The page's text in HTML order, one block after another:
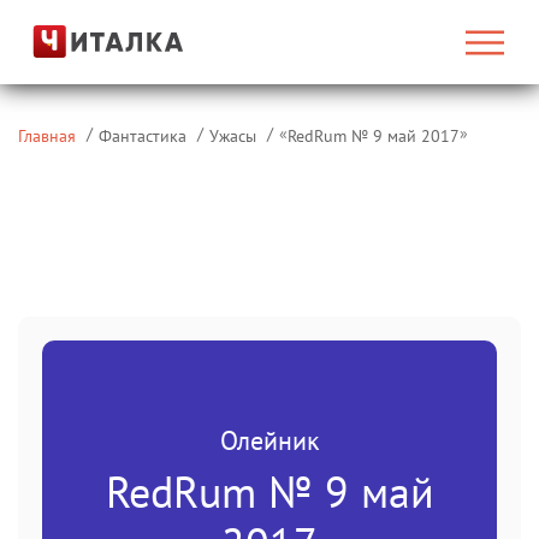
Главная Фантастика Ужасы «RedRum № 9 май 2017»
Олейник
RedRum № 9 май